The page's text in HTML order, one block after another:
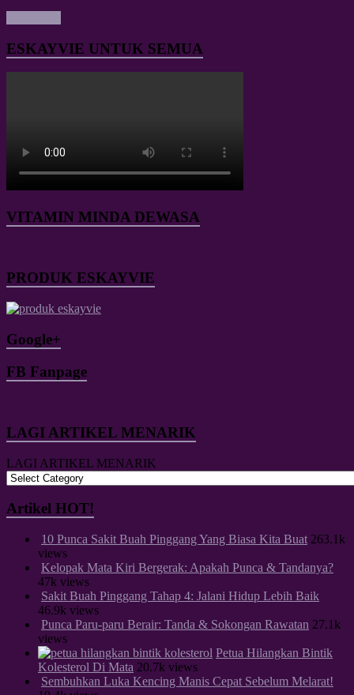
ESKAYVIE UNTUK SEMUA
VITAMIN MINDA DEWASA
PRODUK ESKAYVIE
Google+
FB Fanpage
LAGI ARTIKEL MENARIK
LAGI ARTIKEL MENARIK
Artikel HOT!
10 Punca Sakit Buah Pinggang Yang Biasa Kita Buat 263.1k
views
Kelopak Mata Kiri Bergerak: Apakah Punca & Tandanya?
47k views
Sakit Buah Pinggang Tahap 4: Jalani Hidup Lebih Baik
46.9k views
Punca Paru-paru Berair: Tanda & Sokongan Rawatan 27.1k
views
Petua Hilangkan Bintik
Kolesterol Di Mata 20.7k views
Sembuhkan Luka Kencing Manis Cepat Sebelum Melarat!